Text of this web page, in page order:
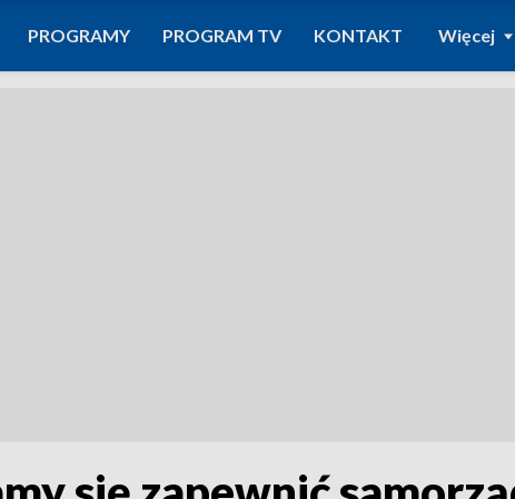
PROGRAMY PROGRAM TV KONTAKT Więcej